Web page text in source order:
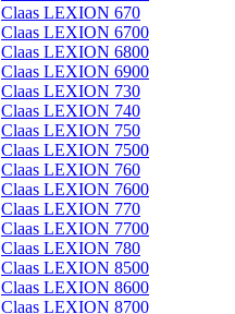
Claas LEXION 670
Claas LEXION 6700
Claas LEXION 6800
Claas LEXION 6900
Claas LEXION 730
Claas LEXION 740
Claas LEXION 750
Claas LEXION 7500
Claas LEXION 760
Claas LEXION 7600
Claas LEXION 770
Claas LEXION 7700
Claas LEXION 780
Claas LEXION 8500
Claas LEXION 8600
Claas LEXION 8700